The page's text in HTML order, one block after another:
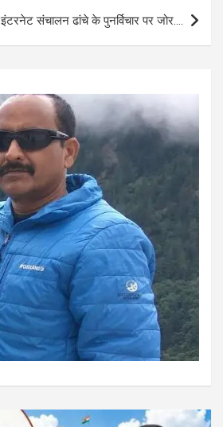
इंटरनेट संचालन ढांचे के पुनर्विचार पर जोर….